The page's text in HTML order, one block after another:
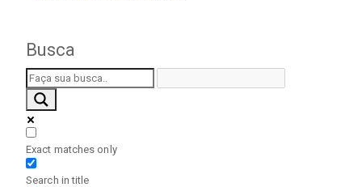
Busca
Exact matches only
Search in title